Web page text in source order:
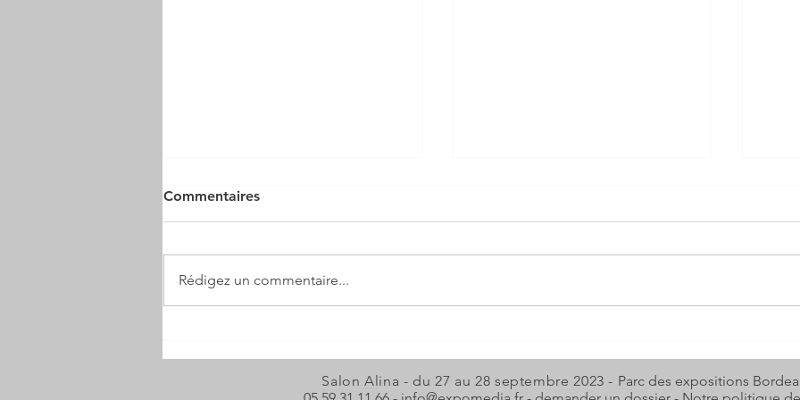
CARTOON
Commentaires
Rédigez un commentaire...
Salon Alina - du 27 au 28 septembre 2023 - Parc des expositions